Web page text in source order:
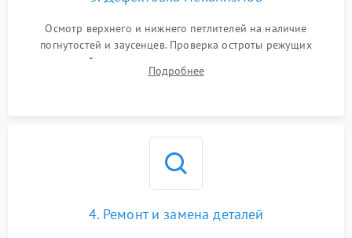
Осмотр верхнего и нижнего петлителей на наличие
погнутостей и заусенцев. Проверка остроты режущих
кромок ножей, состояния приводного ремня, электромотора
и механизма дифференциальной подачи ткани.
Подробнее
4. Ремонт и замена деталей